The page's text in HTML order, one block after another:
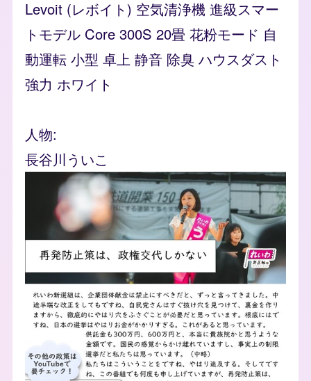
Levoit (レボイト) 空気清浄機 進級スマー
トモデル Core 300S 20畳 花粉モード 自
動運転 小型 卓上 静音 除臭 ハウスダスト
強力 ホワイト
人物
長谷川ういこ
flyer_images
Image